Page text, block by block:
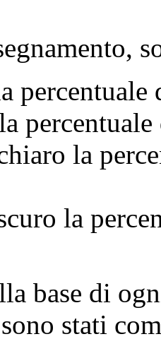
la
la
base di
stati